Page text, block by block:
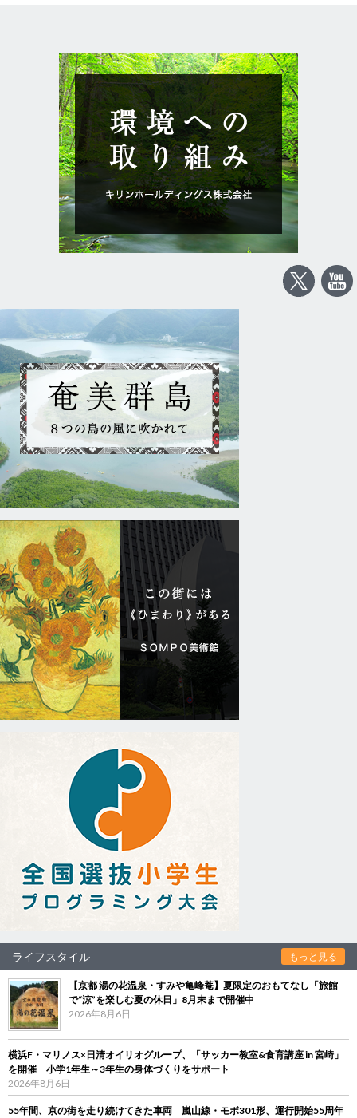
ライフスタイル もっと見る
【京都 湯の花温泉・すみや亀峰菴】夏限定のおもてなし「旅館
で“涼”を楽しむ夏の休日」8月末まで開催中
2026年8月6日
横浜F・マリノス×日清オイリオグループ、「サッカー教室&食育講座 in 宮崎」
を開催 小学1年生～3年生の身体づくりをサポート
2026年8月6日
55年間、京の街を走り続けてきた車両 嵐山線・モボ301形、運行開始55周年